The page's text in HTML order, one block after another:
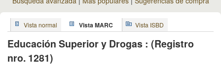
Vista normal Vista MARC Vista ISBD
Educación Superior y Drogas : (Registro
nro. 1281)